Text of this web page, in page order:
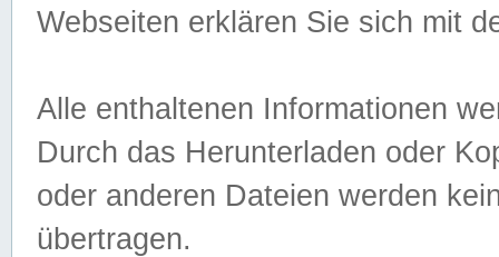
Webseiten erklären Sie sich mit
Alle enthaltenen Informationen
Durch das Herunterladen oder
oder anderen Dateien werden
übertragen.